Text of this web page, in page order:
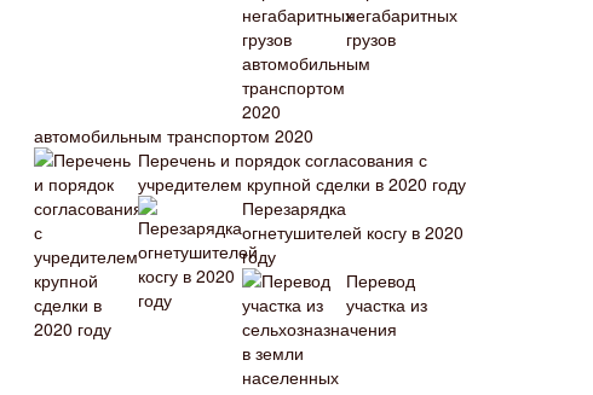
негабаритных
грузов
автомобильным транспортом 2020
Перечень и порядок согласования с
учредителем крупной сделки в 2020 году
Перезарядка
огнетушителей косгу в 2020
году
Перевод
участка из